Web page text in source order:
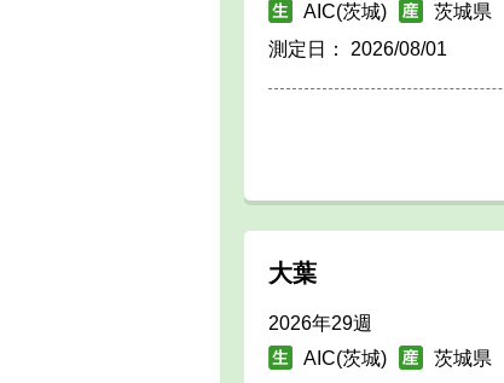
AIC(茨城)
茨城県
測定日： 2026/08/01
大葉
2026年29週
AIC(茨城)
茨城県